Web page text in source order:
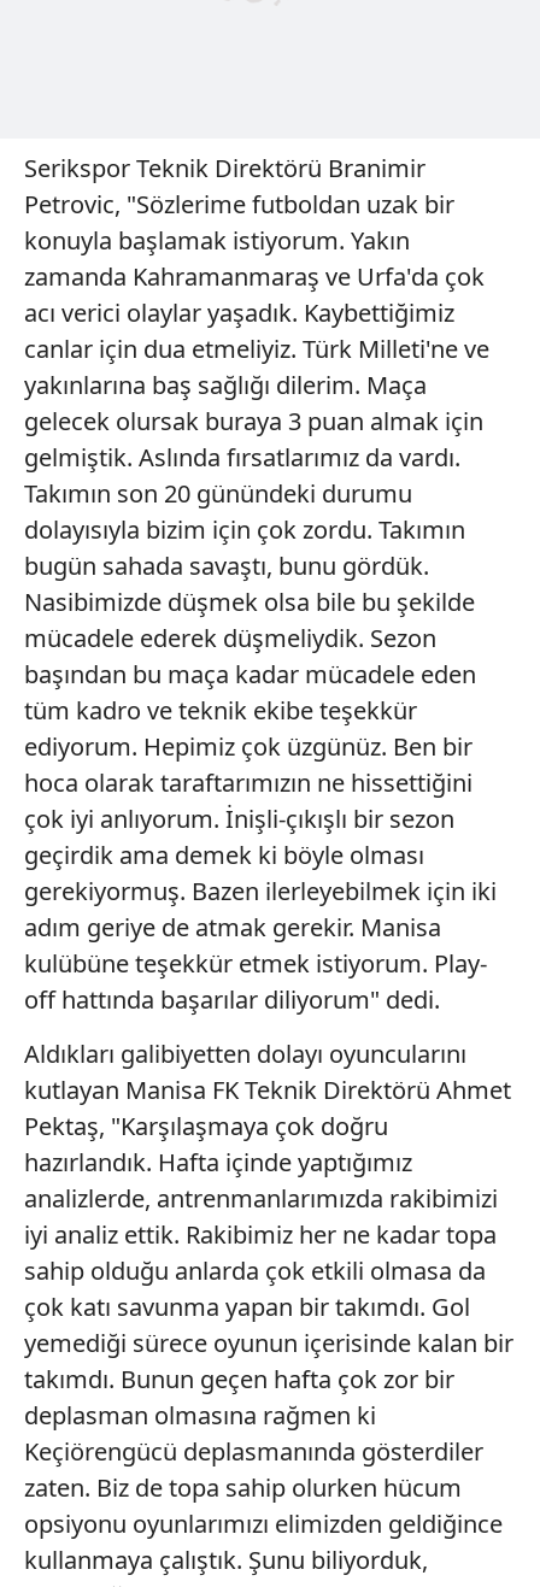
Serikspor Teknik Direktörü Branimir
Petrovic, "Sözlerime futboldan uzak bir
konuyla başlamak istiyorum. Yakın
zamanda Kahramanmaraş ve Urfa'da çok
acı verici olaylar yaşadık. Kaybettiğimiz
canlar için dua etmeliyiz. Türk Milleti'ne ve
yakınlarına baş sağlığı dilerim. Maça
gelecek olursak buraya 3 puan almak için
gelmiştik. Aslında fırsatlarımız da vardı.
Takımın son 20 günündeki durumu
dolayısıyla bizim için çok zordu. Takımın
bugün sahada savaştı, bunu gördük.
Nasibimizde düşmek olsa bile bu şekilde
mücadele ederek düşmeliydik. Sezon
başından bu maça kadar mücadele eden
tüm kadro ve teknik ekibe teşekkür
ediyorum. Hepimiz çok üzgünüz. Ben bir
hoca olarak taraftarımızın ne hissettiğini
çok iyi anlıyorum. İnişli-çıkışlı bir sezon
geçirdik ama demek ki böyle olması
gerekiyormuş. Bazen ilerleyebilmek için iki
adım geriye de atmak gerekir. Manisa
kulübüne teşekkür etmek istiyorum. Play-
off hattında başarılar diliyorum" dedi.
Aldıkları galibiyetten dolayı oyuncularını
kutlayan Manisa FK Teknik Direktörü Ahmet
Pektaş, "Karşılaşmaya çok doğru
hazırlandık. Hafta içinde yaptığımız
analizlerde, antrenmanlarımızda rakibimizi
iyi analiz ettik. Rakibimiz her ne kadar topa
sahip olduğu anlarda çok etkili olmasa da
çok katı savunma yapan bir takımdı. Gol
yemediği sürece oyunun içerisinde kalan bir
takımdı. Bunun geçen hafta çok zor bir
deplasman olmasına rağmen ki
Keçiörengücü deplasmanında gösterdiler
zaten. Biz de topa sahip olurken hücum
opsiyonu oyunlarımızı elimizden geldiğince
kullanmaya çalıştık. Şunu biliyorduk,